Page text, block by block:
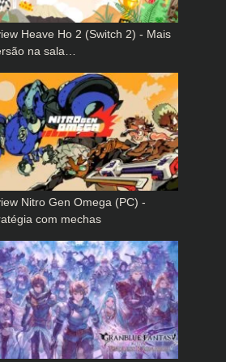
Heave Ho 2 (Switch 2) - Mais
na sala…
Nitro Gen Omega (PC) -
com mechas